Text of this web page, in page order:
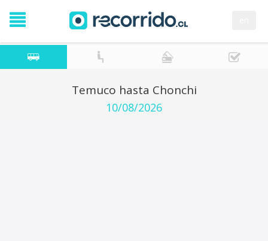
Temuco hasta Chonchi
10/08/2026